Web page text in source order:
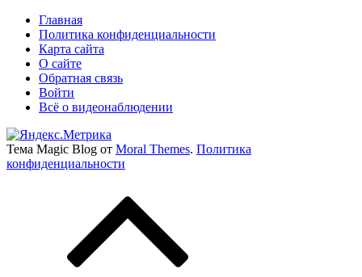
Главная
Политика конфиденциальности
Карта сайта
О сайте
Обратная связь
Войти
Всё о видеонаблюдении
Тема Magic Blog от Moral Themes. Политика
конфиденциальности